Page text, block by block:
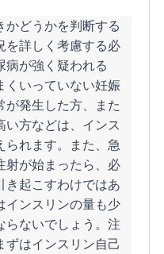
かどうかを判断する
を詳しく考慮する必
病が強く疑われる
くいっていない妊娠
発生した方、また
い方などは、インス
られます。また、急
射が始まったら、必
き起こすわけではあ
インスリンの量も少
らないでしょう。注
ずはインスリン自己